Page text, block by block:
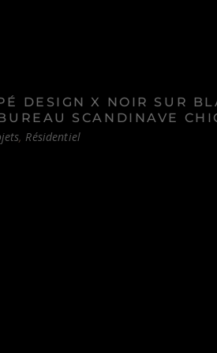
DESIGN X NOIR SUR
SCANDINAVE
Résidentiel